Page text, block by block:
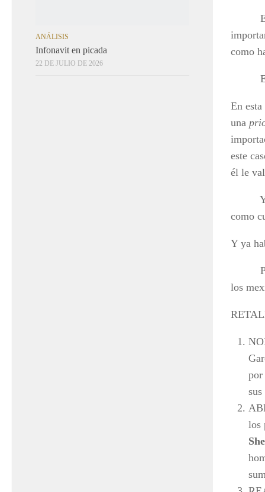
En el
como
El
En
una
este
él le
Y
como
Y ya
Pero
los
por
los